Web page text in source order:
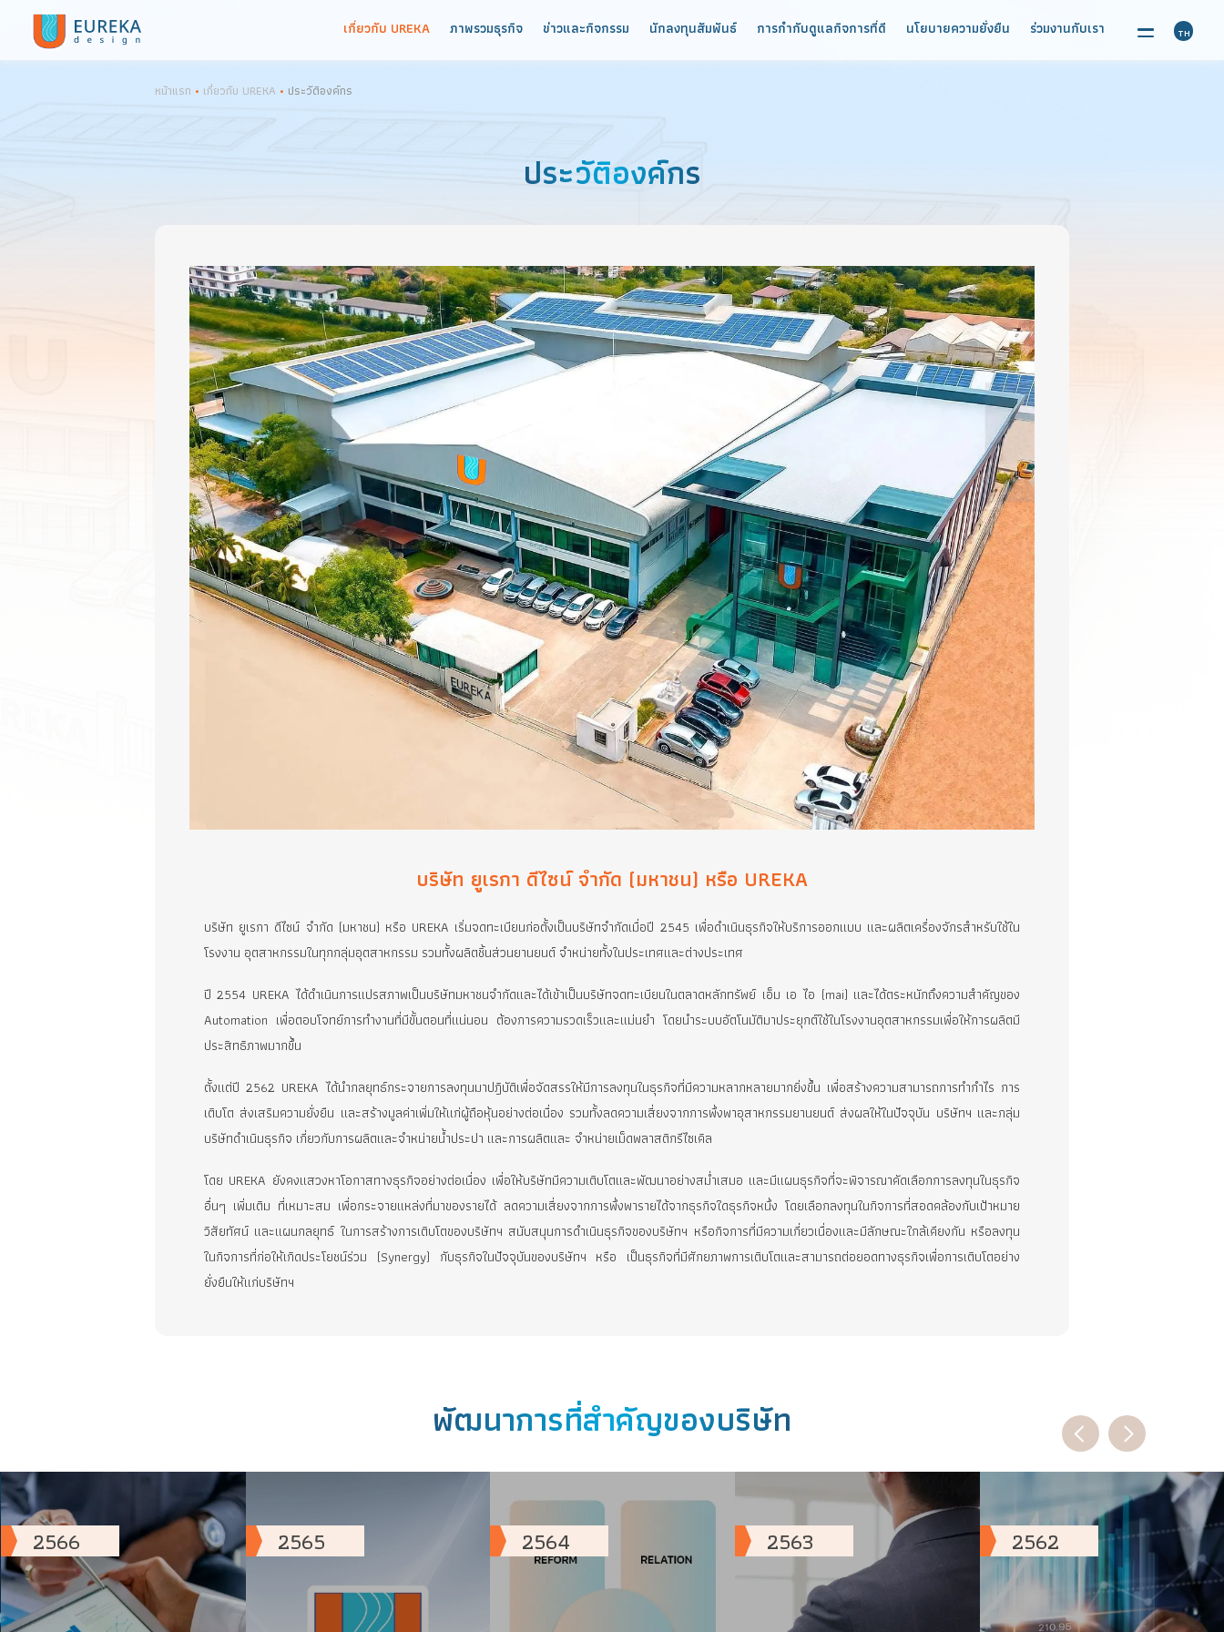
เกี่ยวกับ UREKA ภาพรวมธุรกิจ ข่าวและกิจกรรม นักลงทุนสัมพันธ์ การกำกับดูแลกิจการที่ดี นโยบายความยั่งยืน ร่วมงานกับเ
หน้าแรก • เกี่ยวกับ UREKA •ประวัติองค์กร
ประวัติองค์กร
บริษัท ยูเรกา ดีไซน์ จำกัด (มหาชน) หรือ UREKA เริ่มจดทะเบียนก่อตั้งเป็นบริษัทจำกัดเมื่อปี 2545 เพื่อดำเนินธุรกิจให้บริการออกแบบ และผลิตเครื่องจักรสำหรับใช้ใน
ปี 2554 UREKA ได้ดำเนินการแปรสภาพเป็นบริษัทมหาชนจำกัดและได้เข้าเป็นบริษัทจดทะเบียนในตลาดหลักทรัพย์ เอ็ม เอ ไอ (mai) และได้ตระหนักถึงความสำคัญของ
Automation เพื่อตอบโจทย์การทำงานที่มีขั้นตอนที่แน่นอน ต้องการความรวดเร็วและแม่นยำ โดยนำระบบอัตโนมัติมาประยุกต์ใช้ในโรงงานอุตสาหกรรมเพื่อให้การผลิตมี
ตั้งแต่ปี 2562 UREKA ได้นำกลยุทธ์กระจายการลงทุนมาปฎิบัติเพื่อจัดสรรให้มีการลงทุนในธุรกิจที่มีความหลากหลายมากยิ่งขึ้น เพื่อสร้างความสามารถการทำกำไร การ
เติบโต ส่งเสริมความยั่งยืน และสร้างมูลค่าเพิ่มให้แก่ผู้ถือหุ้นอย่างต่อเนื่อง รวมทั้งลดความเสี่ยงจากการพึ่งพาอุสาหกรรมยานยนต์ ส่งผลให้ในปัจจุบัน บริษัทฯ และกลุ่ม
บริษัทดำเนินธุรกิจ เกี่ยวกับการผลิตและจำหน่ายน้ำประปา และการผลิตและ จำหน่ายเม็ดพลาสติกรีไซเคิล
ในกิจการที่ก่อให้เกิดประโยชน์ร่วม (Synergy) กับธุรกิจในปัจจุบันของบริษัทฯ หรือ เป็นธุรกิจที่มีศักยภาพการเติบโตและสามารถต่อยอดทางธุรกิจเพื่อการเติบโตอย่าง
พัฒนาการที่สำคัญของบริษัท
2566 2565 2564 2563 2562